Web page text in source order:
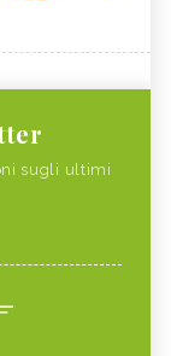
sugli ultimi